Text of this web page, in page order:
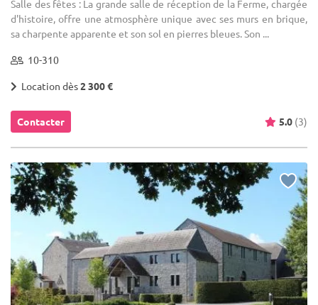
Salle des fêtes : La grande salle de réception de la Ferme, chargée
d'histoire, offre une atmosphère unique avec ses murs en brique,
sa charpente apparente et son sol en pierres bleues. Son ...
10-310
Location dès2 300 €
Contacter 5.0 (3)